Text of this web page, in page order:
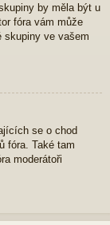
by měla být u
fóra vám může
skupiny ve vašem
se o chod
fóra. Také tam
moderátoři